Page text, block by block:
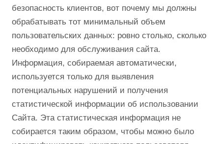
безопасность клиентов, вот почему мы должны
обрабатывать тот минимальный объем
пользовательских данных: ровно столько, сколько
необходимо для обслуживания сайта.
Информация, собираемая автоматически,
используется только для выявления
потенциальных нарушений и получения
статистической информации об использовании
Сайта. Эта статистическая информация не
собирается таким образом, чтобы можно было